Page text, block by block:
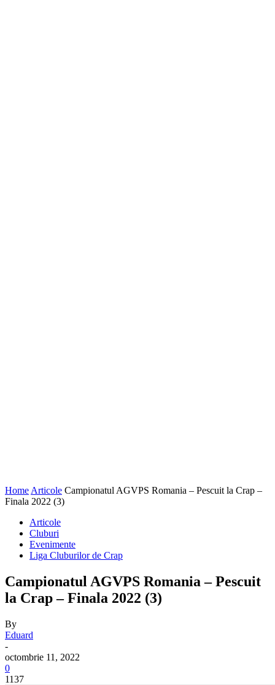
Home Articole Campionatul AGVPS Romania – Pescuit la Crap –
Finala 2022 (3)
Articole
Cluburi
Evenimente
Liga Cluburilor de Crap
Campionatul AGVPS Romania – Pescuit
la Crap – Finala 2022 (3)
By
Eduard
-
octombrie 11, 2022
0
1137